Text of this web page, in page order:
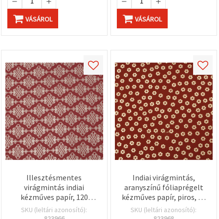
VÁSÁROL VÁSÁROL
Illesztésmentes
virágmintás indiai
kézműves papír, 120
g/m², 56 x 76 cm,
sötétrózsaszín, metál
SKU (leltári azonosító):
Indiai virágmintás,
aranyszínű fóliaprégelt
kézműves papír, piros, 56
x 76 cm, 120 g/m² –
Prémium scrapbookhoz,
SKU (leltári azonosító):